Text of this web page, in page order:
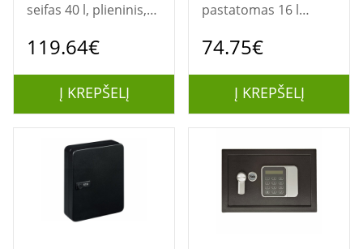
seifas 40 l, plieninis,
119.64€
Į KREPŠELĮ
pastatomas 16 l
74.75€
Į KREPŠELĮ